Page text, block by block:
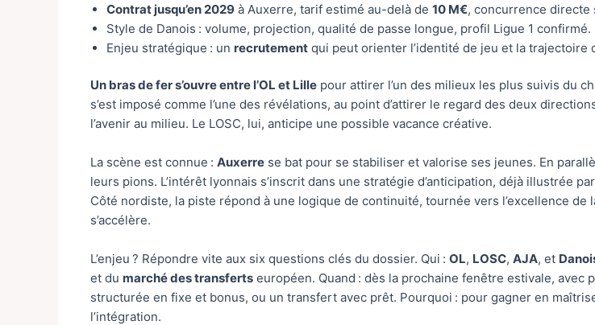
Contrat jusqu’en 2029 à Auxerre, tarif estimé au-delà de 10 M€, concurrence directe
Style de Danois : volume, projection, qualité de passe longue, profil Ligue 1 confirmé.
Enjeu stratégique : un recrutement qui peut orienter l’identité de jeu et la trajectoire
Un bras de fer s’ouvre entre l’OL et Lille pour attirer l’un des milieux les plus suivis du
s’est imposé comme l’une des révélations, au point d’attirer le regard des deux
l’avenir au milieu. Le LOSC, lui, anticipe une possible vacance créative.
La scène est connue : Auxerre se bat pour se stabiliser et valorise ses jeunes. En
leurs pions. L’intérêt lyonnais s’inscrit dans une stratégie d’anticipation, déjà illustrée
Côté nordiste, la piste répond à une logique de continuité, tournée vers l’excellence
s’accélère.
L’enjeu ? Répondre vite aux six questions clés du dossier. Qui : OL, LOSC, AJA, et
et du marché des transferts européen. Quand : dès la prochaine fenêtre estivale,
structurée en fixe et bonus, ou un transfert avec prêt. Pourquoi : pour gagner en
l’intégration.